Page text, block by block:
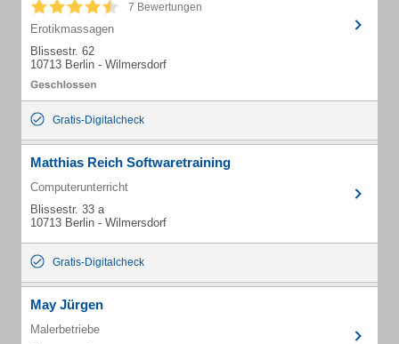
7 Bewertungen
Erotikmassagen
Blissestr. 62
10713 Berlin - Wilmersdorf
Gratis-Digitalcheck
Matthias Reich Softwaretraining
Computerunterricht
Blissestr. 33 a
10713 Berlin - Wilmersdorf
Gratis-Digitalcheck
May Jürgen
Malerbetriebe